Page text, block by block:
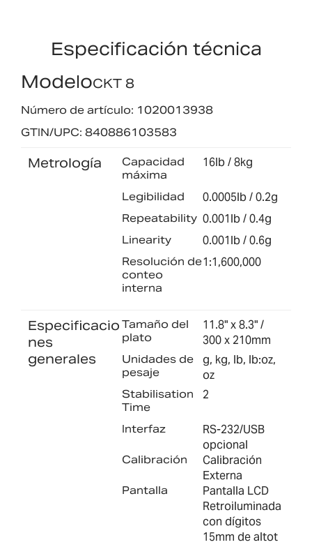
Especificación técnica
ModeloCKT 8
Número de artículo: 1020013938
GTIN/UPC: 840886103583
Metrología
Capacidad
máxima
16lb / 8kg
Legibilidad 0.0005lb / 0.2g
Repeatability 0.001lb / 0.4g
Linearity 0.001lb / 0.6g
Resolución de
conteo
interna
1:1,600,000
Especificacio
nes
generales
Tamaño del
plato
11.8" x 8.3" /
300 x 210mm
Unidades de
pesaje
g, kg, lb, lb:oz,
oz
Stabilisation
Time
2
Interfaz
RS-232/USB
opcional
Calibración
Calibración
Externa
Pantalla
Pantalla LCD
Retroiluminada
con dígitos
15mm de altot